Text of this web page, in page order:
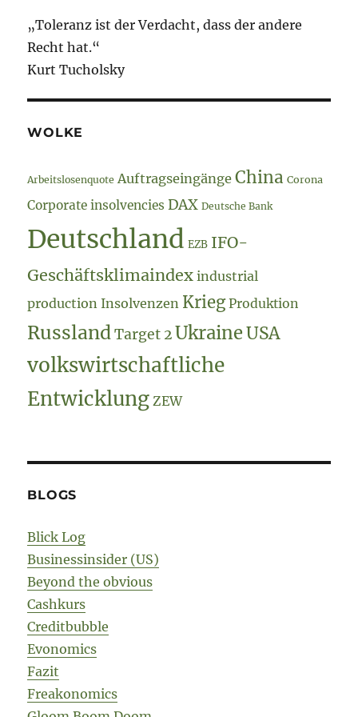
„Toleranz ist der Verdacht, dass der andere
Recht hat.“
Kurt Tucholsky
WOLKE
Arbeitslosenquote Auftragseingänge China Corona
Corporate insolvencies DAX Deutsche Bank
Deutschland EZB IFO-
Geschäftsklimaindex industrial
production Insolvenzen Krieg Produktion
Russland Target 2 Ukraine USA
volkswirtschaftliche
Entwicklung ZEW
BLOGS
Blick Log
Businessinsider (US)
Beyond the obvious
Cashkurs
Creditbubble
Evonomics
Fazit
Freakonomics